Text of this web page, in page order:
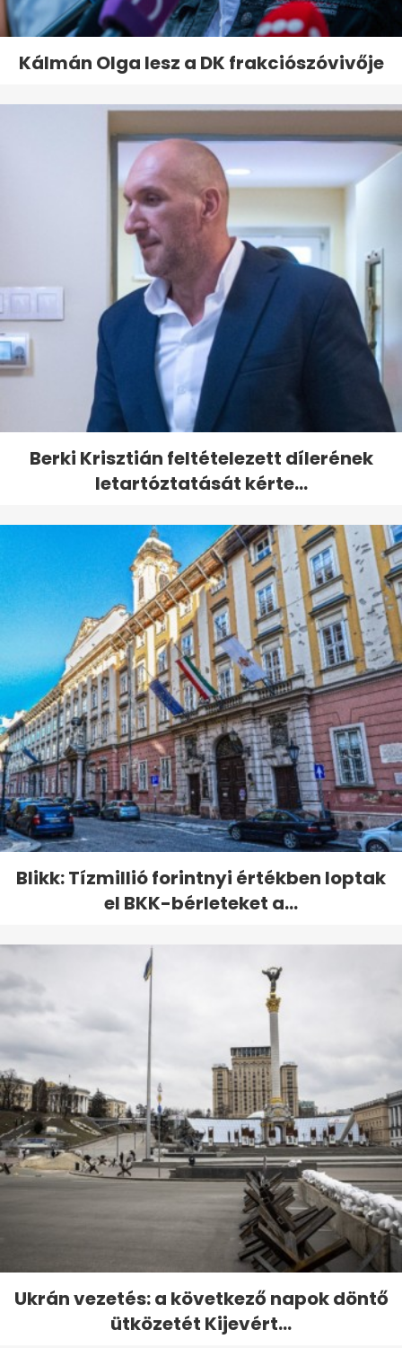
Kálmán Olga lesz a DK frakciószóvivője
Berki Krisztián feltételezett dílerének
letartóztatását kérte...
Blikk: Tízmillió forintnyi értékben loptak
el BKK-bérleteket a...
Ukrán vezetés: a következő napok döntő
ütközetét Kijevért...